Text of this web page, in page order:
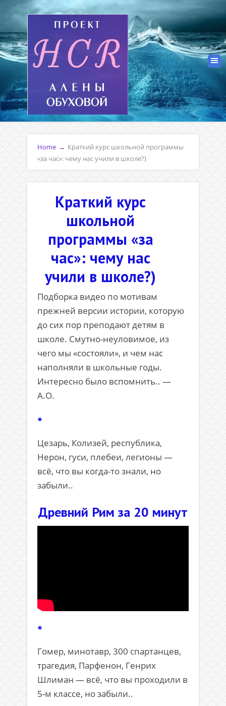
Home → Краткий курс школьной программы
«за час»: чему нас учили в школе?)
Краткий курс
школьной
программы «за
час»: чему нас
учили в школе?)
Подборка видео по мотивам
прежней версии истории, которую
до сих пор преподают детям в
школе. Смутно-неуловимое, из
чего мы «состояли», и чем нас
наполняли в школьные годы.
Интересно было вспомнить.. —
А.О.
*
Цезарь, Колизей, республика,
Нерон, гуси, плебеи, легионы —
всё, что вы когда-то знали, но
забыли..
Древний Рим за 20 минут
*
Гомер, минотавр, 300 спартанцев,
трагедия, Парфенон, Генрих
Шлиман — всё, что вы проходили в
5-м классе, но забыли..